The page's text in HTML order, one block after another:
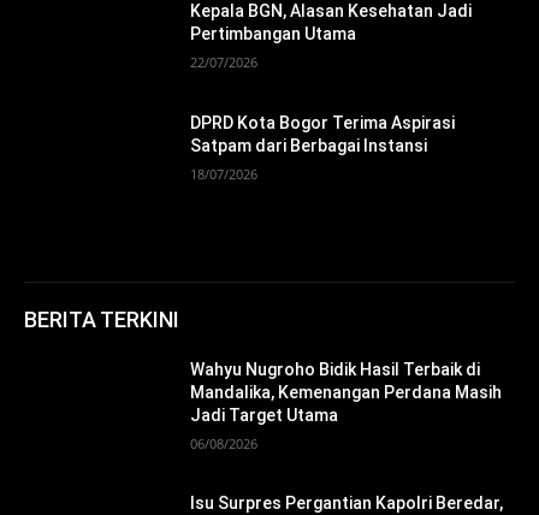
Kepala BGN, Alasan Kesehatan Jadi
Pertimbangan Utama
22/07/2026
DPRD Kota Bogor Terima Aspirasi
Satpam dari Berbagai Instansi
18/07/2026
BERITA TERKINI
Wahyu Nugroho Bidik Hasil Terbaik di
Mandalika, Kemenangan Perdana Masih
Jadi Target Utama
06/08/2026
Isu Surpres Pergantian Kapolri Beredar,